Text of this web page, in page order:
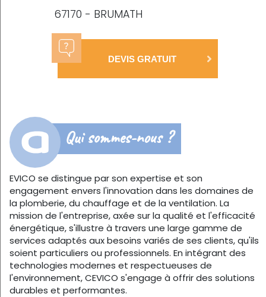
67170 - BRUMATH
DEVIS GRATUIT
Qui sommes-nous ?
EVICO se distingue par son expertise et son
engagement envers l'innovation dans les domaines de
la plomberie, du chauffage et de la ventilation. La
mission de l'entreprise, axée sur la qualité et l'efficacité
énergétique, s'illustre à travers une large gamme de
services adaptés aux besoins variés de ses clients, qu'ils
soient particuliers ou professionnels. En intégrant des
technologies modernes et respectueuses de
l'environnement, CEVICO s'engage à offrir des solutions
durables et performantes.